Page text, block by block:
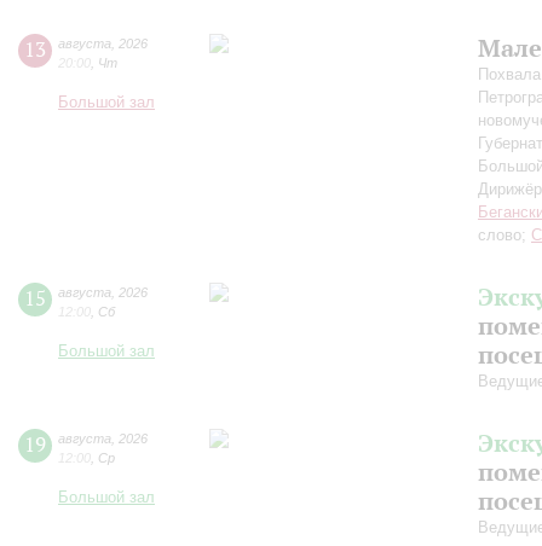
13 августа
2026
20:00 Чт
Большой зал
слово;
15 августа
2026
12:00 Сб
Большой зал
19 августа
2026
12:00 Ср
Большой зал